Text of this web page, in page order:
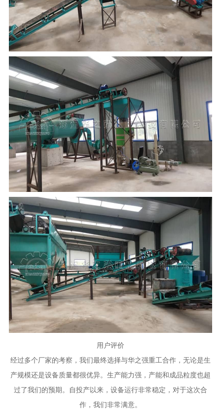
用户评价
经过多个厂家的考察，我们最终选择与华之强重工合作，无论是生
产规模还是设备质量都很优异。生产能力强，产能和成品粒度也超
过了我们的预期。自投产以来，设备运行非常稳定，对于这次合
作，我们非常满意。